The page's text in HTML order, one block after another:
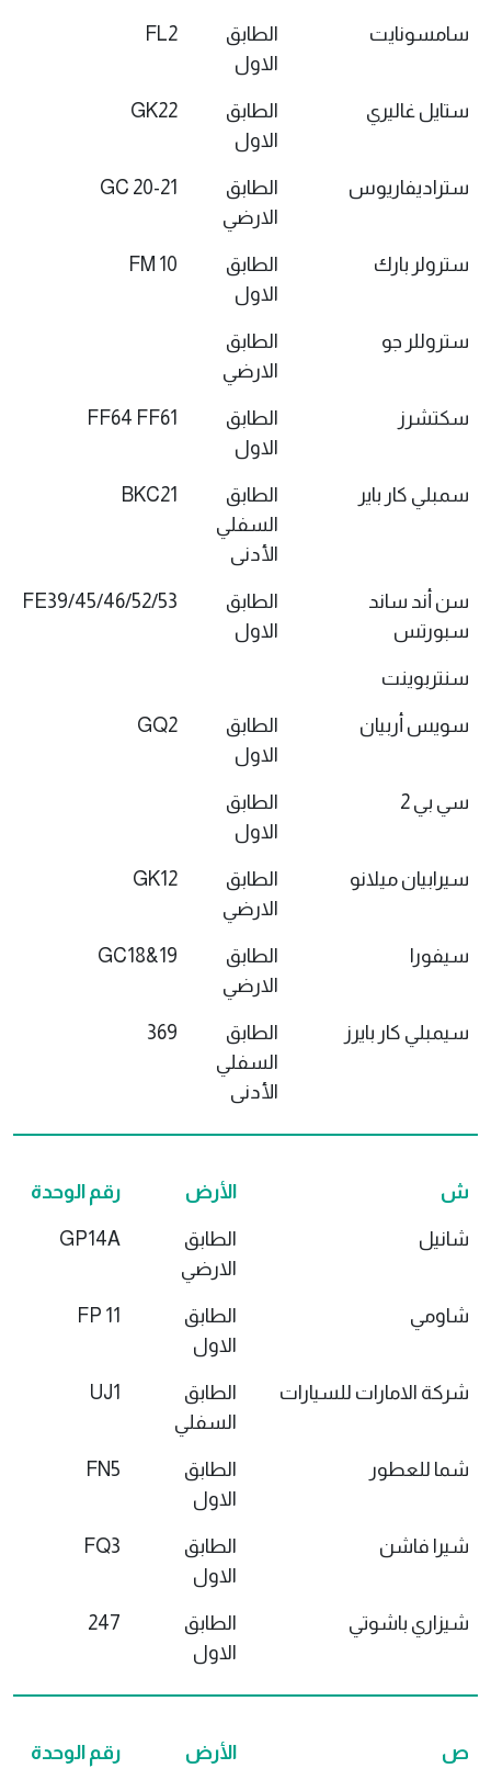
سامسونايت
الطابق
الاول
FL2
ستايل غاليري
الطابق
الاول
GK22
ستراديفاريوس
الطابق
الارضي
GC 20-21
سترولر بارك
الطابق
الاول
FM 10
ستروللر جو
الطابق
الارضي
سكتشرز
الطابق
الاول
FF64 FF61
سمبلي كار باير
الطابق
السفلي
الأدنى
BKC21
سن أند ساند
سبورتس
الطابق
الاول
FE39/45/46/52/53
سنتربوينت
سويس أربيان
الطابق
الاول
GQ2
سي بي 2
الطابق
الاول
سيرابيان ميلانو
الطابق
الارضي
GK12
سيفورا
الطابق
الارضي
GC18&19
سيمبلي كار بايرز
الطابق
السفلي
الأدنى
369
ش الأرض رقم الوحدة
شانيل
الطابق
الارضي
GP14A
شاومي
الطابق
الاول
FP 11
شركة الامارات للسيارات
الطابق
السفلي
UJ1
شما للعطور
الطابق
الاول
FN5
شيرا فاشن
الطابق
الاول
FQ3
شيزاري باشوتي
الطابق
الاول
247
ص الأرض رقم الوحدة